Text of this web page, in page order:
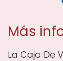
Más
La Caja De